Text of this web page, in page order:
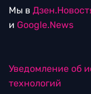
Мы в
и Google.News
Уведомление об
технологий